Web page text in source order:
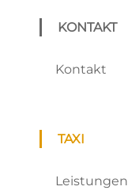
KONTAKT
Kontakt
TAXI
Leistungen